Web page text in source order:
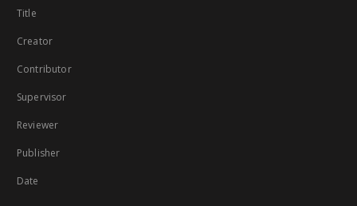
Title
Creator
Contributor
Supervisor
Reviewer
Publisher
Date